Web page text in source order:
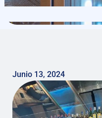
Junio 13, 2024